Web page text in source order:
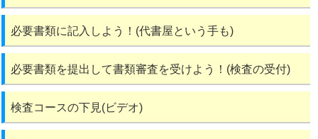
必要書類に記入しよう！(代書屋という手も)
必要書類を提出して書類審査を受けよう！(検査の受付)
検査コースの下見(ビデオ)